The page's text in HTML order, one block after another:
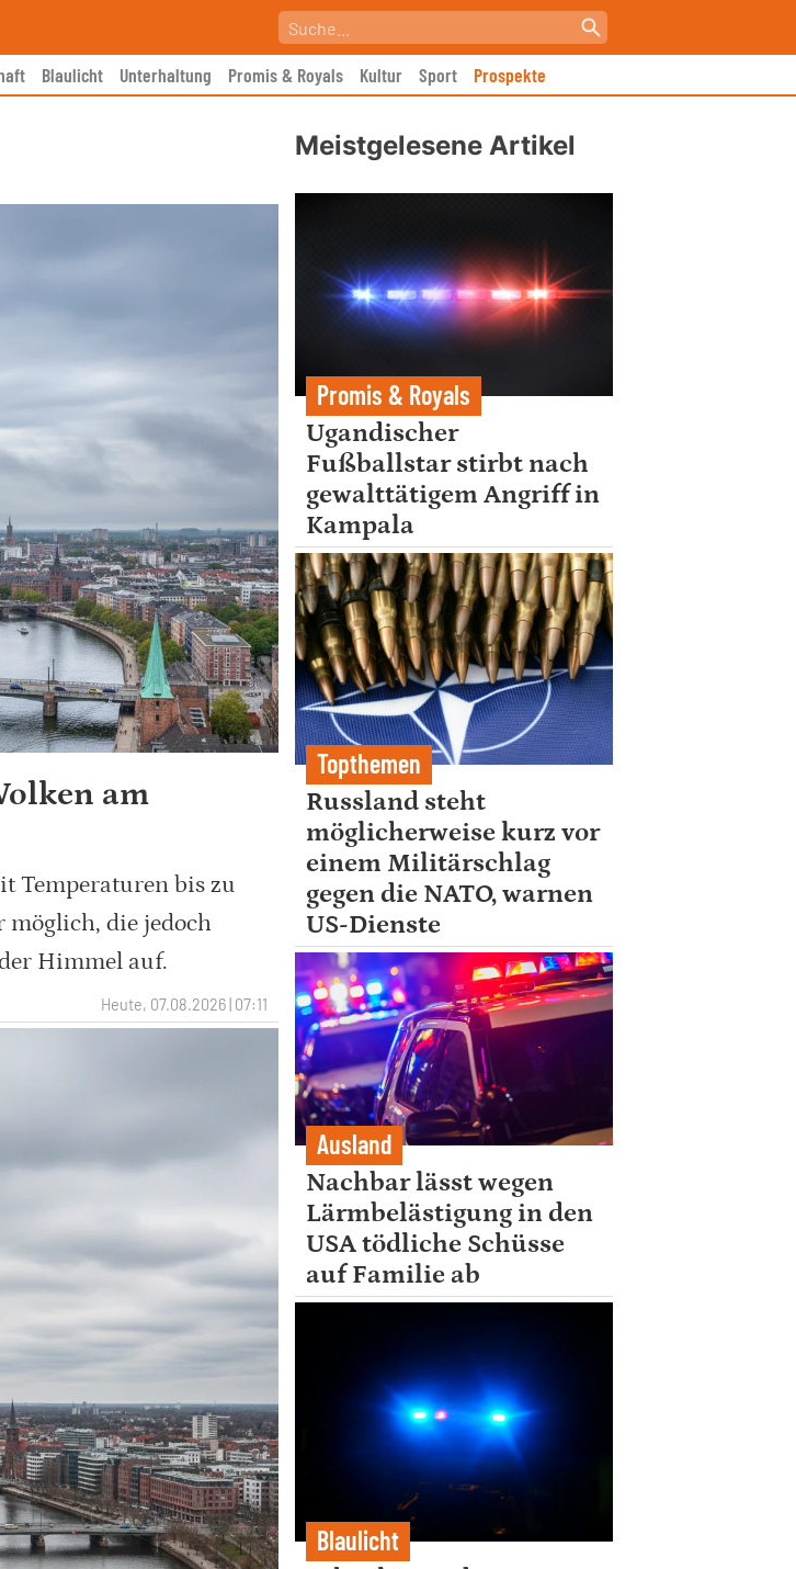
Blaulicht Unterhaltung Promis & Royals Kultur Sport Prospekte
am
Temperaturen bis zu
möglich, die jedoch
Himmel auf.
Heute, 07.08.2026 | 07:11
Meistgelesene Artikel
Promis & Royals
Ugandischer
Fußballstar stirbt nach
gewalttätigem Angriff in
Kampala
Topthemen
Russland steht
möglicherweise kurz vor
einem Militärschlag
gegen die NATO, warnen
US-Dienste
Ausland
Nachbar lässt wegen
Lärmbelästigung in den
USA tödliche Schüsse
auf Familie ab
Blaulicht